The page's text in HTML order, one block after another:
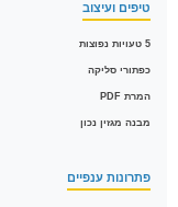
טיפים ועיצוב
5 טעויות נפוצות
כפתורי סליקה
המרת PDF
מבנה מגזין נכון
פתרונות ענפיים